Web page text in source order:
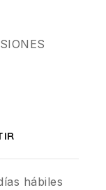
hábiles